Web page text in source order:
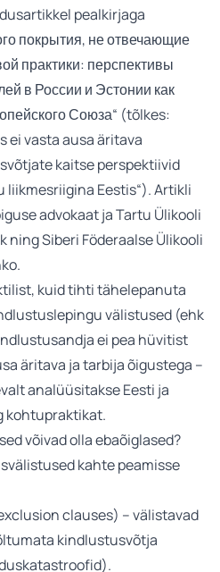
pealkirjaga
покрытия, не отвечающие
практики: перспективы
в России и Эстонии как
Союза“ (tõlkes:
ei vasta ausa äritava
kaitse perspektiivid
liikmesriigina Eestis“). Artikli
advokaat ja Tartu Ülikooli
ning Siberi Föderaalse Ülikooli
kuid tihti tähelepanuta
välistused (ehk
ei pea hüvitist
äritava ja tarbija õigustega –
analüüsitakse Eesti ja
kohtupraktikat.
võivad olla ebaõiglased?
kahte peamisse
clauses) – välistavad
kindlustusvõtja